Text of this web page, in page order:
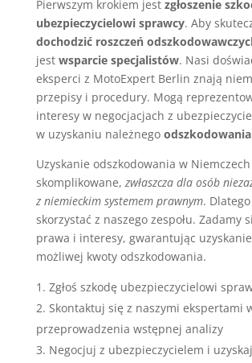
Pierwszym krokiem jest zgłoszenie
ubezpieczycielowi sprawcy. Aby
dochodzić roszczeń
jest wsparcie specjalistów. Nasi
eksperci z MotoExpert Berlin znają
przepisy i procedury. Mogą
interesy w negocjacjach z
w uzyskaniu należnego odszkodowania
Uzyskanie odszkodowania w
skomplikowane, zwłaszcza dla osób
z niemieckim systemem prawnym.
skorzystać z naszego zespołu. Zadamy
prawa i interesy, gwarantując
możliwej kwoty odszkodowania.
Zgłoś szkodę ubezpieczycielowi
Skontaktuj się z naszymi ekspertami
przeprowadzenia wstępnej analizy
Negocjuj z ubezpieczycielem i